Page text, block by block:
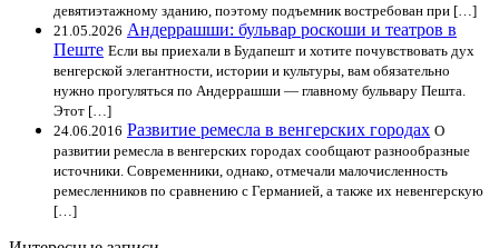
девятиэтажному зданию, поэтому подъемник востребован при […]
21.05.2026 Андеррашши: бульвар роскоши и театров в
Пеште Если вы приехали в Будапешт и хотите почувствовать дух
венгерской элегантности, истории и культуры, вам обязательно
нужно прогуляться по Андеррашши — главному бульвару Пешта.
Этот […]
24.06.2016 Развитие ремесла в венгерских городах О
развитии ремесла в венгерских городах сообщают разнообразные
источники. Современники, однако, отмечали малочисленность
ремесленников по сравнению с Германией, а также их невенгерскую
[…]